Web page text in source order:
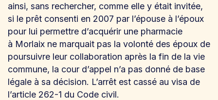
ainsi, sans rechercher, comme elle y était invitée,
si le prêt consenti en 2007 par l’épouse à l’époux
pour lui permettre d’acquérir une pharmacie
à Morlaix ne marquait pas la volonté des époux de
poursuivre leur collaboration après la fin de la vie
commune, la cour d’appel n’a pas donné de base
légale à sa décision. L’arrêt est cassé au visa de
l’article 262-1 du Code civil.